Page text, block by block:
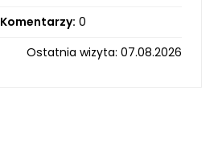
Komentarzy: 0
Ostatnia wizyta: 07.08.2026